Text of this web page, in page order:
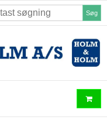
Søg